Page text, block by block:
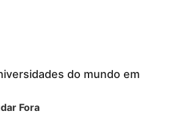
do mundo em
Fora